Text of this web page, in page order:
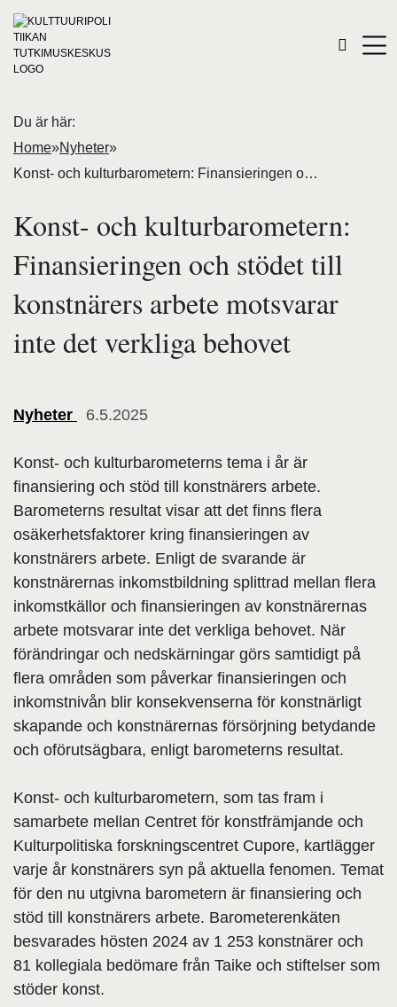
Du är här:
Home»Nyheter»
Konst- och kulturbarometern: Finansieringen och stödet till konstnärers arbete motsvarar inte det verkliga behovet
Konst- och kulturbarometern:
Finansieringen och stödet till
konstnärers arbete motsvarar
inte det verkliga behovet
Nyheter 6.5.2025
Konst- och kulturbarometerns tema i år är
finansiering och stöd till konstnärers arbete.
Barometerns resultat visar att det finns flera
osäkerhetsfaktorer kring finansieringen av
konstnärers arbete. Enligt de svarande är
konstnärernas inkomstbildning splittrad mellan flera
inkomstkällor och finansieringen av konstnärernas
arbete motsvarar inte det verkliga behovet. När
förändringar och nedskärningar görs samtidigt på
flera områden som påverkar finansieringen och
inkomstnivån blir konsekvenserna för konstnärligt
skapande och konstnärernas försörjning betydande
och oförutsägbara, enligt barometerns resultat.
Konst- och kulturbarometern, som tas fram i
samarbete mellan Centret för konstfrämjande och
Kulturpolitiska forskningscentret Cupore, kartlägger
varje år konstnärers syn på aktuella fenomen. Temat
för den nu utgivna barometern är finansiering och
stöd till konstnärers arbete. Barometerenkäten
besvarades hösten 2024 av 1 253 konstnärer och
81 kollegiala bedömare från Taike och stiftelser som
stöder konst.